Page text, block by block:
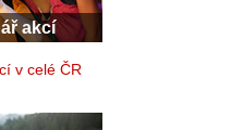
akcí
v celé ČR